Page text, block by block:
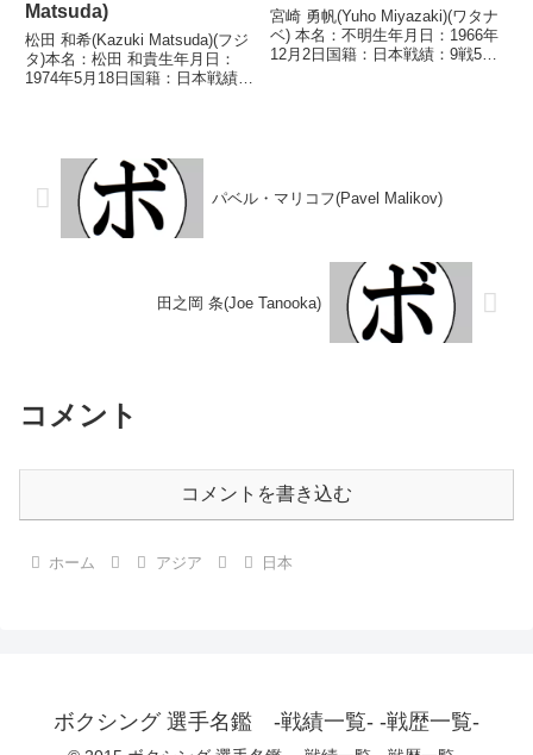
Matsuda)
松田 和希(Kazuki Matsuda)(フジ
タ)本名：松田 和貴生年月日：
1974年5月18日国籍：日本戦績：
○1RKO 河野 大輔(...
宮崎 勇帆(Yuho Miyazaki)(ワタナ
ベ) 本名：不明生年月日：1966年
12月2日国籍：日本戦績：9戦5勝
パベル・マリコフ(Pavel Malikov)
田之岡 条(Joe Tanooka)
コメント
コメントを書き込む
ホーム アジア 日本
ボクシング 選手名鑑 -戦績一覧- -戦歴一覧-